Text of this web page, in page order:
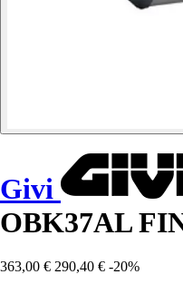
Givi
OBK37AL
363,00 € 290,40 € -20%